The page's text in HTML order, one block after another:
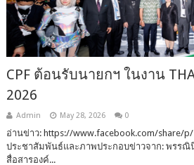
CPF ต้อนรับนายกฯ ในงาน
2026
Admin May 28, 2026 0
อ่านข่าว: https://www.facebook.com/share/p/
ประชาสัมพันธ์และภาพประกอบข่าวจาก: พรร
สื่อสารองค์...